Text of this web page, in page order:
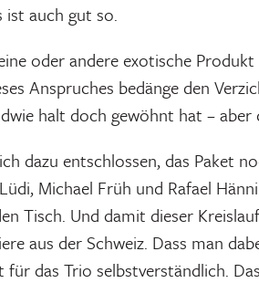
ist auch gut so.
oder andere exotische
Anspruches bedänge den
halt doch gewöhnt hat – aber
dazu entschlossen, das Paket
Michael Früh und Rafael
Tisch. Und damit dieser
aus der Schweiz. Dass man
das Trio selbstverständlich.